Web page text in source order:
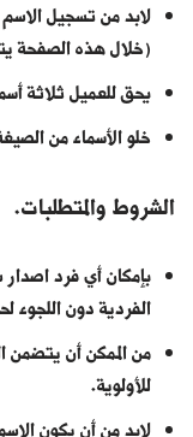
لابد من تسجيل الاسم
(خلال هذه الصفحة
يحق للعميل ثلاثة
خلو الأسماء من
الشروط والمتطلبات.
بإمكان أي فرد
الفردية دون اللجوء
من الممكن أن يتضمن
للأولوية.